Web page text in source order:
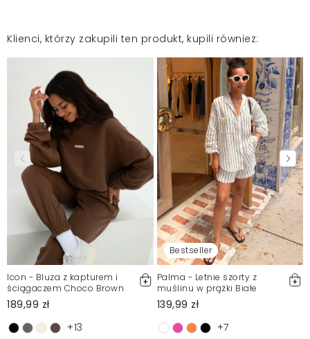
Klienci, którzy zakupili ten produkt, kupili również:
Icon - Bluza z kapturem i
ściągaczem Choco Brown
189,99 zł
+13
Bestseller
Palma - Letnie szorty z
muślinu w prążki Białe
139,99 zł
+7